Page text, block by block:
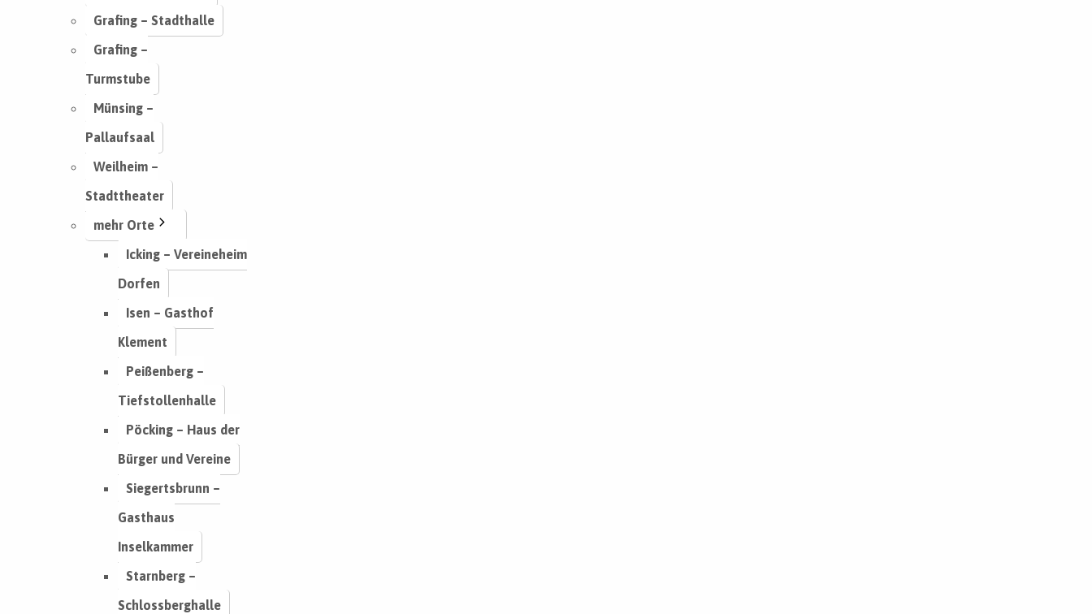
Grafing – Stadthalle
Grafing –
Turmstube
Münsing –
Pallaufsaal
Weilheim –
Stadttheater
mehr Orte
Icking – Vereineheim
Dorfen
Isen – Gasthof
Klement
Peißenberg –
Tiefstollenhalle
Pöcking – Haus der
Bürger und Vereine
Siegertsbrunn –
Gasthaus
Inselkammer
Starnberg –
Schlossberghalle